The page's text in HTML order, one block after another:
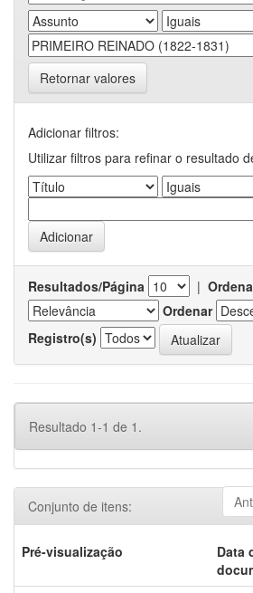
Retornar valores
Adicionar filtros:
Utilizar filtros para refinar o resultado
Resultados/Página |
Ordenar
Registro(s)
Resultado 1-1 de 1.
Conjunto de itens:
Pré-visualização
Data